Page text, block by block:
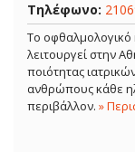
Τηλέφωνο:
Το οφθαλμολογικό
λειτουργεί στην
ποιότητας
ανθρώπους κάθε
περιβάλλον. »